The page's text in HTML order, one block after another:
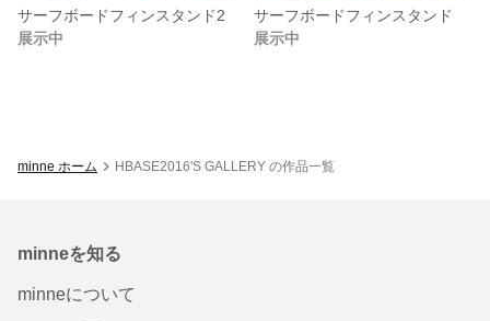
サーフボードフィンスタンド2
展示中
サーフボードフィンスタンド
展示中
minne ホーム HBASE2016'S GALLERY の作品一覧
minneを知る
minneについて